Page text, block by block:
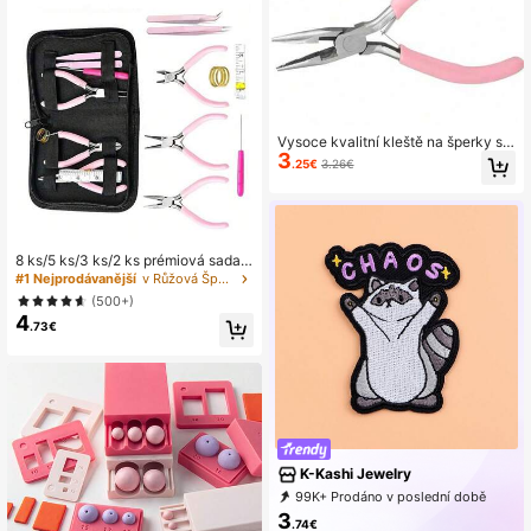
8 ks/5 ks/3 ks/2 ks prémiová sada
DIY nářadí, obsahuje 3 různé klešt
ě, 2 práškové pinzety, 1 šídlo v náh
odné barvě, 1 rozpínací kroužek, 1
pravítko
#1 Nejprodávanější
v Růžová Šperky Nástroje a vybavení
(500+)
4.73€
Vysoce kvalitní kleště na šperky s k
ulatým nosem a vroubkovaným čep
elí - růžové, ideální pro kutilské kor
3.25€ 3.26€
K-Kashi Jewelry
99K+ Prodáno v poslední době
99K+ Opakované zakoupení
3.74€